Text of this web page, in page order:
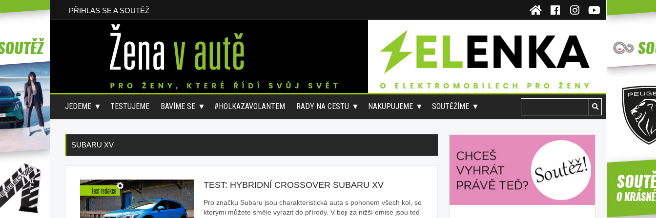
PŘIHLAS SE A SOUTĚŽ
JEDEME TESTUJEME BAVÍME SE #HOLKAZAVOLANTEM RADY NA CESTU NAKUPUJEME SOUTĚŽÍME
SUBARU XV
TEST: HYBRIDNÍ CROSSOVER SUBARU XV
Pro značku Subaru jsou charakteristická auta s pohonem všech kol, se
kterými můžete směle vyrazit do přírody. V boji za nižší emise jsou teď